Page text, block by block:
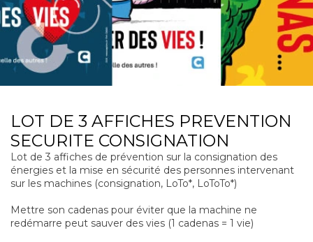
LOT DE 3 AFFICHES PREVENTION
SECURITE CONSIGNATION
Lot de 3 affiches de prévention sur la consignation des
énergies et la mise en sécurité des personnes intervenant
sur les machines (consignation, LoTo*, LoToTo*)
Mettre son cadenas pour éviter que la machine ne
redémarre peut sauver des vies (1 cadenas = 1 vie)